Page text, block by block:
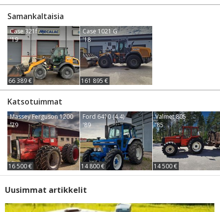
Samankaltaisia
Case 321f
'19
66 389 €
Case 1021 G
'18
161 895 €
Katsotuimmat
Massey Ferguson 1200
'79
16 500 €
Ford 6410 (4.4)
'89
14 800 €
Valmet 805
'85
14 500 €
Uusimmat artikkelit